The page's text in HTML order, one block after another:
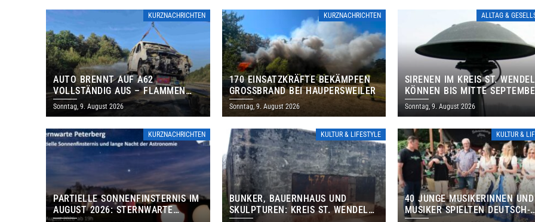
KURZNACHRICHTEN
AUTO BRENNT AUF A62
VOLLSTÄNDIG AUS – FLAMMEN
GREIFEN AUF BÖSCHUNG ÜBER
Sonntag, 9. August 2026
KURZNACHRICHTEN
170 EINSATZKRÄFTE BEKÄMPFEN
GROSSBRAND BEI HAUPERSWEILER
Sonntag, 9. August 2026
ALLTAG &
SIRENEN IM KREIS ST. WENDEL
KÖNNEN BIS MITTE
AUSSERPLANMÄSSIG HEULEN
Sonntag, 9. August 2026
KURZNACHRICHTEN
PARTIELLE SONNENFINSTERNIS IM
AUGUST 2026: STERNWARTE
KULTUR & LIFESTYLE
BUNKER, BAUERNHAUS UND
SKULPTUREN: KREIS ST. WENDEL
KULTUR &
40 JUNGE MUSIKERINNEN UND
MUSIKER SPIELTEN DEUTSCH-